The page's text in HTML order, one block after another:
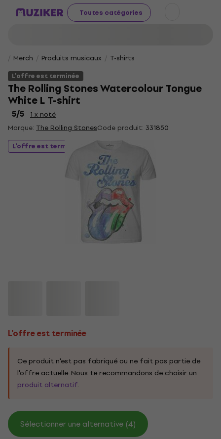
Toutes catégories
Merch Produits musicaux
T-shirts
L'offre est terminée
The Rolling Stones Watercolour Tongue
White L T-shirt
5/5
1 x noté
Marque: The Rolling StonesCode produit: 331850
L'offre est terminée
L'offre est terminée
Ce produit n'est pas fabriqué ou ne fait pas partie de
l'offre actuelle. Nous te recommandons de choisir un
produit alternatif.
Sélectionner une alternative (4)